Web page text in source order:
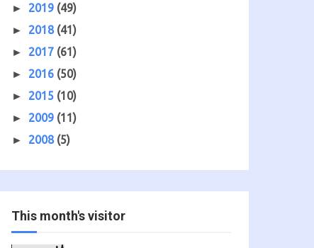
► 2019 (49)
► 2018 (41)
► 2017 (61)
► 2016 (50)
► 2015 (10)
► 2009 (11)
► 2008 (5)
This month's visitor